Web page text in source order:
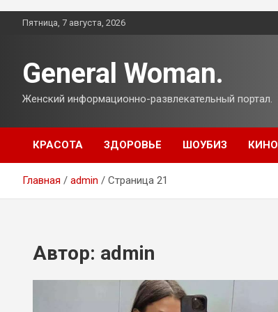
ПерейтиПятница, 7 августа, 2026
General Woman.
Женский информационно-развлекательный портал.
КРАСОТА ЗДОРОВЬЕ ШОУБИЗ КИНО
Главная admin Страница 21
Автор: admin